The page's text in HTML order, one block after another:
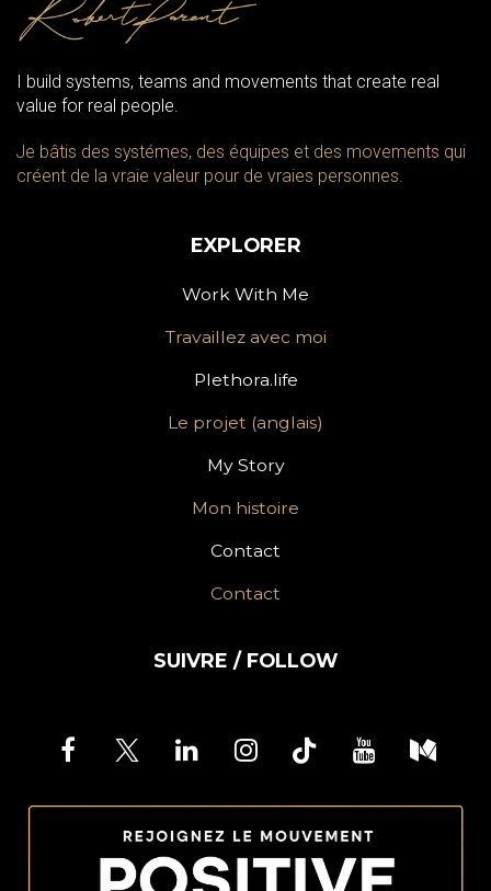
I build systems, teams and movements that create real
value for real people.
Je bâtis des systémes, des équipes et des movements qui
créent de la vraie valeur pour de vraies personnes.
EXPLORER
Work With Me
Travaillez avec moi
Plethora.life
Le projet (anglais)
My Story
Mon histoire
Contact
Contact
SUIVRE / FOLLOW